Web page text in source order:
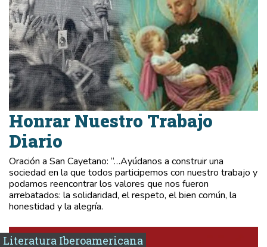
Honrar Nuestro Trabajo
Diario
Oración a San Cayetano: “…Ayúdanos a construir una
sociedad en la que todos participemos con nuestro trabajo y
podamos reencontrar los valores que nos fueron
arrebatados: la solidaridad, el respeto, el bien común, la
honestidad y la alegría.
Literatura Iberoamericana